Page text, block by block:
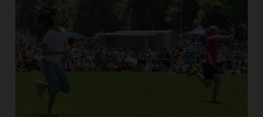
Stellen
E-
Paper